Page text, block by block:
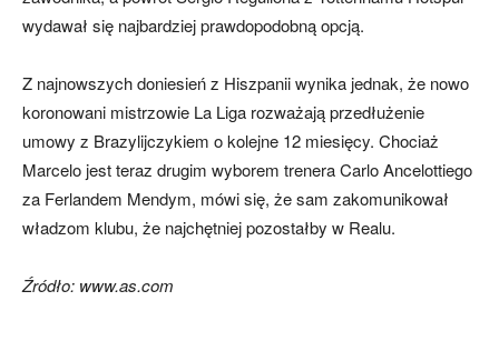
wydawał się najbardziej prawdopodobną opcją.
Z najnowszych doniesień z Hiszpanii wynika jednak, że nowo
koronowani mistrzowie La Liga rozważają przedłużenie
umowy z Brazylijczykiem o kolejne 12 miesięcy. Chociaż
Marcelo jest teraz drugim wyborem trenera Carlo Ancelottiego
za Ferlandem Mendym, mówi się, że sam zakomunikował
władzom klubu, że najchętniej pozostałby w Realu.
Źródło: www.as.com